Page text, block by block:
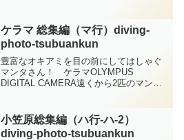
ごしています・・・「いやあオトヒメエ
ビさんいつもすまないねえ...
ケラマ 総集編（マ行）diving-
photo‐tsubuankun
豊富なオキアミを目の前にしてはしゃぐ
マンタさん！ ケラマOLYMPUS
DIGITAL CAMERA遠くから2匹のマンタ
た・・・遠くからなのでよくわかりませ
んがマンタさん...
小笠原総集編（ハ行-ハ-2）
diving-photo‐tsubuankun